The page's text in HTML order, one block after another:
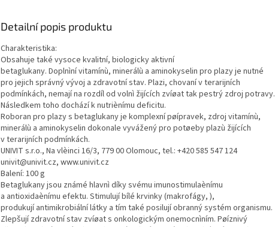
Detailní popis produktu
Charakteristika:
Obsahuje také vysoce kvalitní, biologicky aktivní
betaglukany. Doplnìní vitamínù, minerálù a aminokyselin pro plazy je nutné
pro jejich správný vývoj a zdravotní stav. Plazi, chovaní v terarijních
podmínkách, nemají na rozdíl od volnì žijících zvíøat tak pestrý zdroj potravy.
Následkem toho dochází k nutriènímu deficitu.
Roboran pro plazy s betaglukany je komplexní pøípravek, zdroj vitamínù,
minerálù a aminokyselin dokonale vyvážený pro potøeby plazù žijících
v terarijních podmínkách.
UNIVIT s.r.o., Na vlèinci 16/3, 779 00 Olomouc, tel.: +420 585 547 124
univit@univit.cz, www.univit.cz
Balení: 100 g
Betaglukany jsou známé hlavnì díky svému imunostimulaènímu
a antioxidaènímu efektu. Stimulují bílé krvinky (makrofágy, ),
produkují antimikrobiální látky a tím také posilují obranný systém organismu.
Zlepšují zdravotní stav zvíøat s onkologickým onemocnìním. Pøíznivý